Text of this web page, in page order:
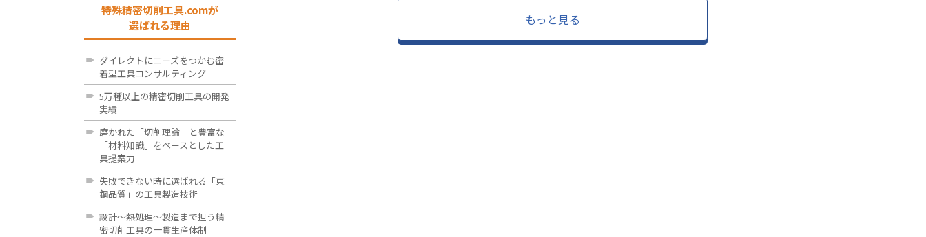
もっと見る
特殊精密切削工具.comが
選ばれる理由
ダイレクトにニーズをつかむ密
着型工具コンサルティング
5万種以上の精密切削工具の開発
実績
磨かれた「切削理論」と豊富な
「材料知識」をベースとした工
具提案力
失敗できない時に選ばれる「東
鋼品質」の工具製造技術
設計～熱処理～製造まで担う精
密切削工具の一貫生産体制